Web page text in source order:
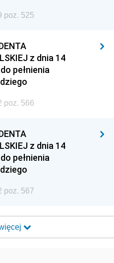
poz. 525
z dnia 14
pełnienia
poz. 566
z dnia 14
pełnienia
poz. 567